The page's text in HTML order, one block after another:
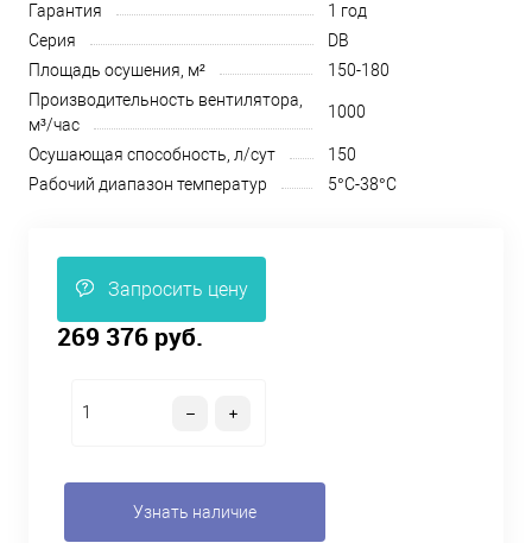
Гарантия
1 год
Серия
DB
Площадь осушения, м²
150-180
Производительность вентилятора,
м³/час
1000
Осушающая способность, л/сут
150
Рабочий диапазон температур
5°С-38°С
Запросить цену
269 376 руб.
Узнать наличие